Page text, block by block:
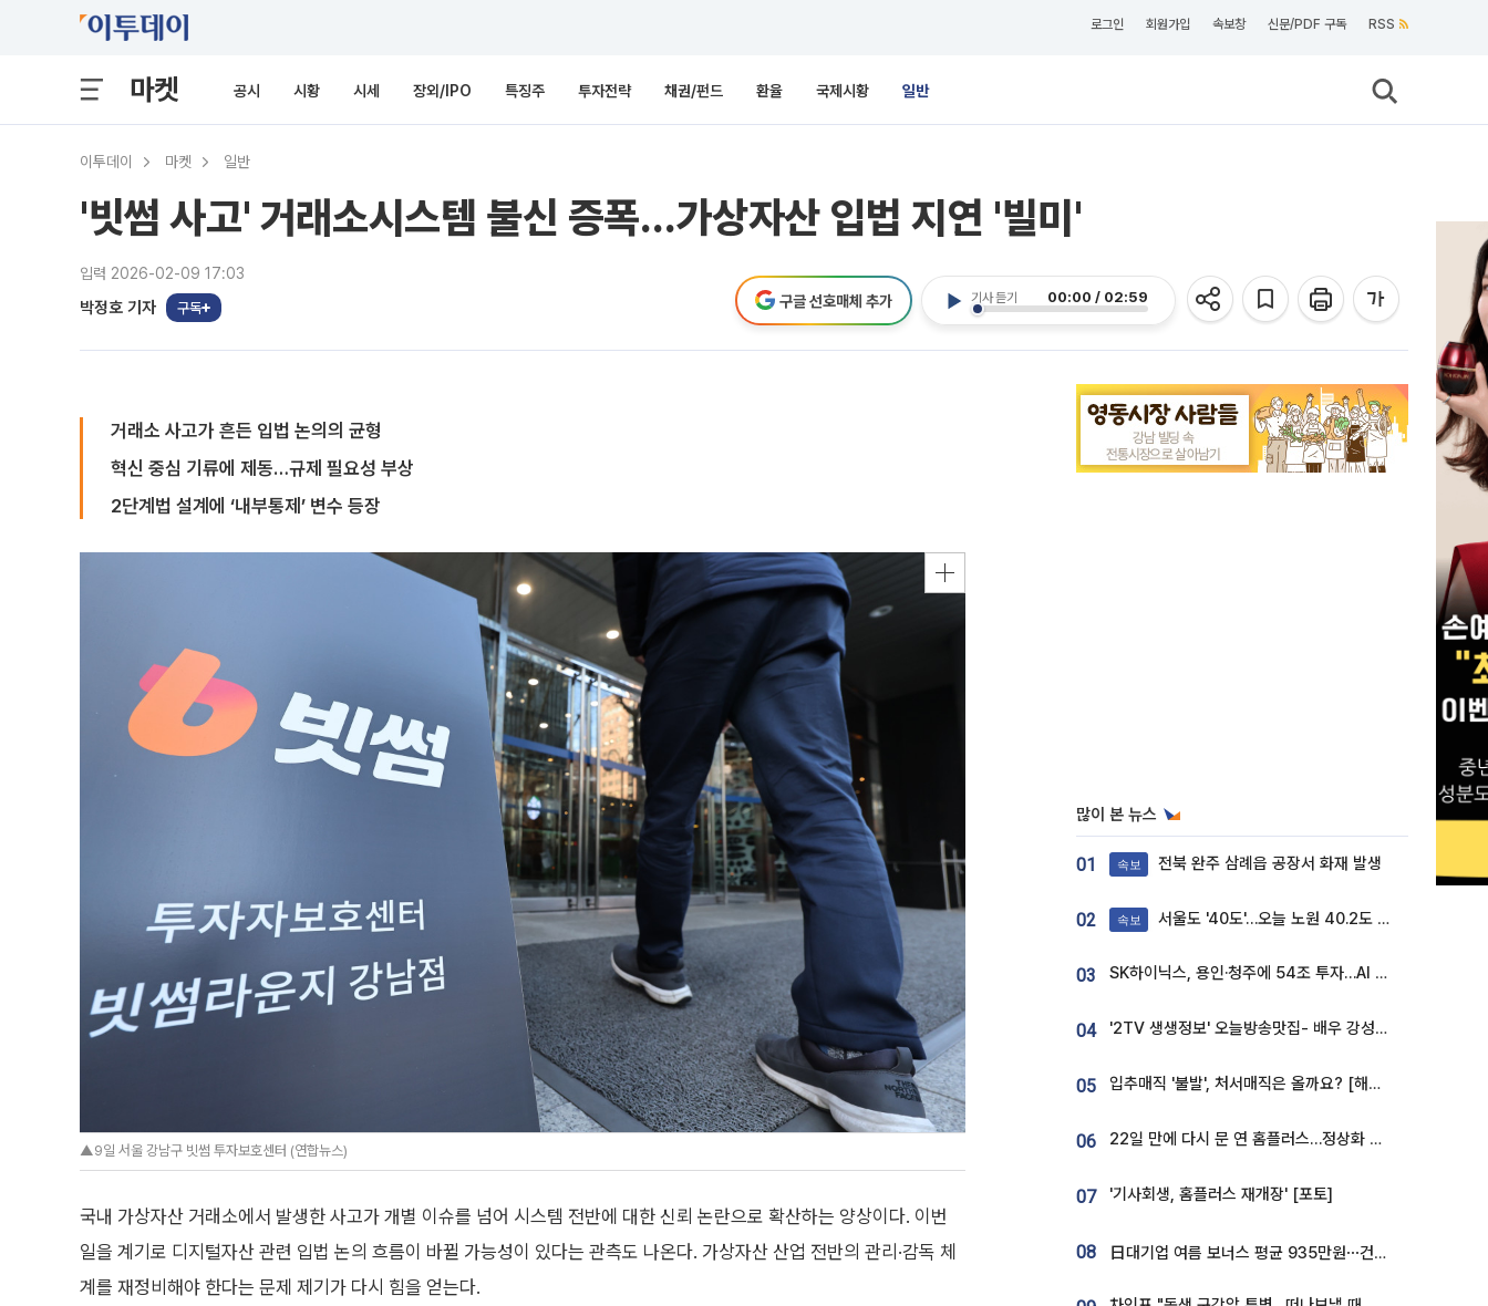
로그인 회원가입 속보창 신문/PDF 구독 RSS
마켓 공시 시황 시세 장외/IPO 특징주 투자전략 채권/펀드 환율 국제시황 일반
이투데이 마켓 일반
'빗썸 사고' 거래소시스템 불신 증폭…가상자산 입법 지연 '빌미'
입력 2026-02-09 17:03
박정호 기자 구독
기사 듣기 00:00 / 02:59
구글 선호매체 추가
거래소 사고가 흔든 입법 논의의 균형
혁신 중심 기류에 제동…규제 필요성 부상
2단계법 설계에 ‘내부통제’ 변수 등장
▲9일 서울 강남구 빗썸 투자보호센터 (연합뉴스)
국내 가상자산 거래소에서 발생한 사고가 개별 이슈를 넘어 시스템 전반에 대한 신뢰 논란으로 확산하는 양상이다. 이번
일을 계기로 디지털자산 관련 입법 논의 흐름이 바뀔 가능성이 있다는 관측도 나온다. 가상자산 산업 전반의 관리·감독 체
계를 재정비해야 한다는 문제 제기가 다시 힘을 얻는다.
많이 본 뉴스
01 속보 전북 완주 삼례읍 공장서 화재 발생
02 속보 서울도 '40도'…오늘 노원 40.2도 기록
03 SK하이닉스, 용인·청주에 54조 투자…AI 메모리 생산기지 키운다
04 '2TV 생생정보' 오늘방송맛집- 배우 강성진 단골! 쌀국수ㆍ푸팟퐁 커리 맛집 '블○○○'
05 입추매직 '불발', 처서매직은 올까요? [해시태그]
06 22일 만에 다시 문 연 홈플러스…정상화 바쁜데 재고 없어 ‘발동동’[가보니]
07 '기사회생, 홈플러스 재개장' [포토]
08 日대기업 여름 보너스 평균 935만원⋯건설회사 1800만 넘어